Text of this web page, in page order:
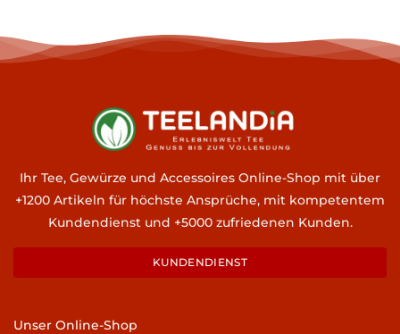
Ihr Tee, Gewürze und Accessoires Online-Shop mit über
+1200 Artikeln für höchste Ansprüche, mit kompetentem
Kundendienst und +5000 zufriedenen Kunden.
KUNDENDIENST
Unser Online-Shop